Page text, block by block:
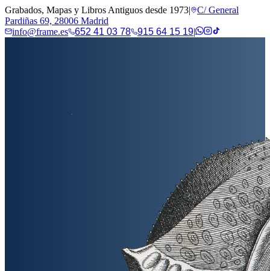
Grabados, Mapas y Libros Antiguos desde 1973|
C/ General
Pardiñas 69, 28006 Madrid
info@frame.es
652 41 03 78 915 64 15 19|